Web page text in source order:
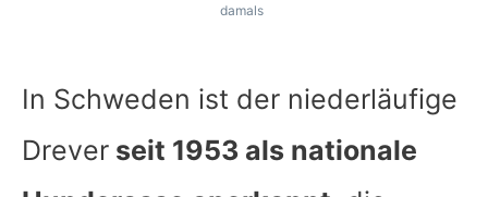
damals
In Schweden ist der niederläufige
Dreverseit 1953 als nationale